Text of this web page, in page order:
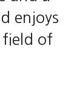
enjoys
of